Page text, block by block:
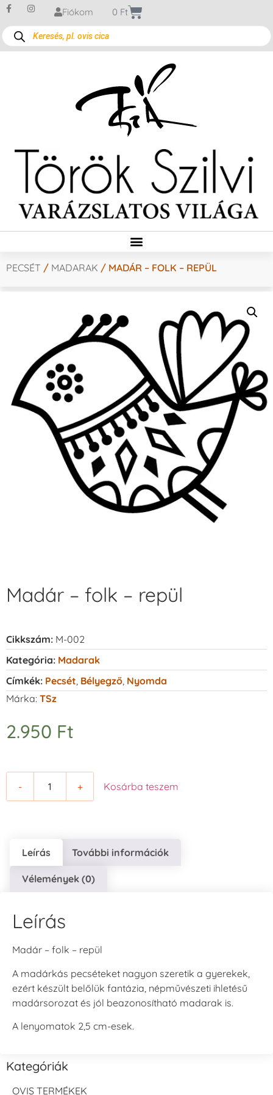
Fiókom 0 Ft
PECSÉT / MADARAK / MADÁR – FOLK – REPÜL
Madár – folk – repül
Cikkszám: M-002
Kategória: Madarak
Címkék: Pecsét Bélyegző Nyomda
Márka: TSz
2.950 Ft
- + Kosárba teszem
Leírás További információk
Vélemények (0)
Leírás
Madár – folk – repül
A madárkás pecséteket nagyon szeretik a gyerekek,
ezért készült belőlük fantázia, népművészeti ihletésű
madársorozat és jól beazonosítható madarak is.
A lenyomatok 2,5 cm-esek.
Kategóriák
OVIS TERMÉKEK